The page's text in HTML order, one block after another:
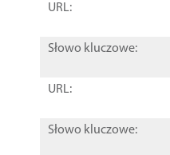
URL:
Słowo kluczowe:
URL:
Słowo kluczowe: